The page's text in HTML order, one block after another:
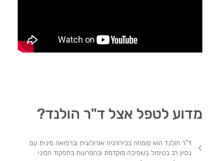
מדוע לטפל אצל ד"ר הולנד?
ד"ר הולנד הוא מומחה בכירורגיה אורולוגית וברפואה מינית עם
נסיון רב בטיפול בשפיכה מוקדמת ובהפרעות בתפקוד המיני.